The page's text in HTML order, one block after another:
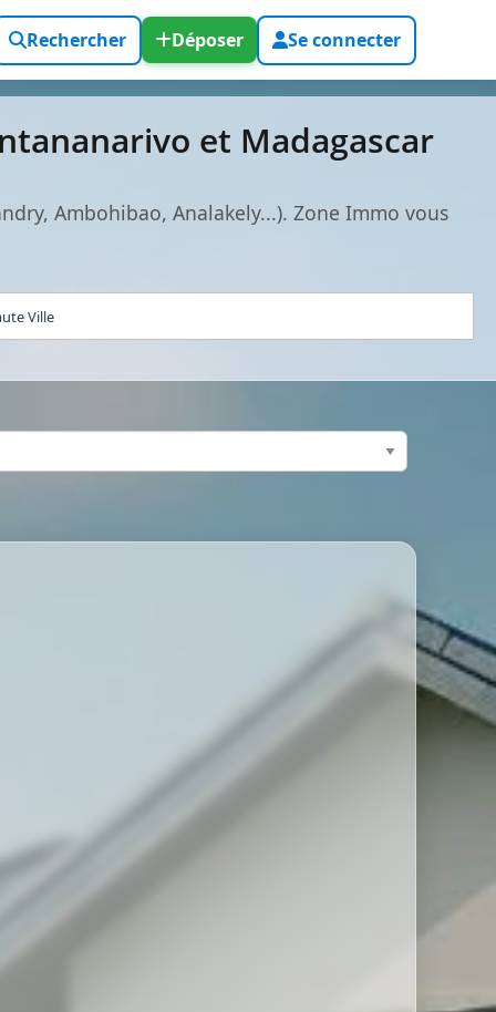
Rechercher Déposer Se connecter
et Madagascar
Ambohibao, Analakely...). Zone Immo vous
Ville